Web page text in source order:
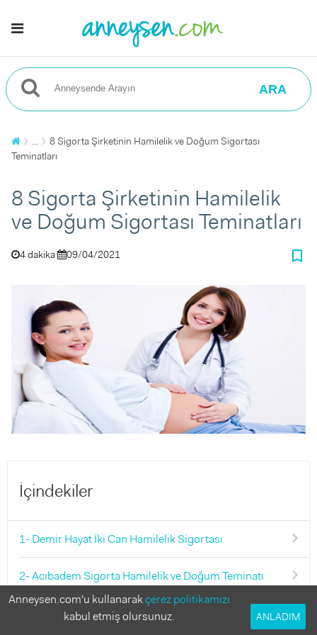
ARA
...
8 Sigorta Şirketinin Hamilelik ve Doğum Sigortası
Teminatları
8 Sigorta Şirketinin Hamilelik
ve Doğum Sigortası Teminatları
4 dakika 09/04/2021 bookmark_border
İçindekiler
1- Demir Hayat İki Can Hamilelik Sigortası
2- Acıbadem Sigorta Hamilelik ve Doğum Teminatı
3- Aksigorta Aksağlık Yeni Hayat Sigortası
Anneysen.com'u kullanarakçerez politikamızı
kabul etmiş olursunuz.
ANLADIM